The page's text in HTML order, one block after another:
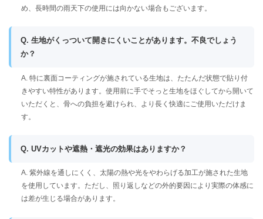
め、長時間の雨天下の使用には向かない場合もございます。
Q. 生地がくっついて開きにくいことがあります。不良でしょう
か？
A. 特に裏面コーティングが施されている生地は、たたんだ状態で貼り付
きやすい特性があります。使用前に手でそっと生地をほぐしてから開いて
いただくと、骨への負担を避けられ、より長く快適にご使用いただけま
す。
Q. UVカットや遮熱・遮光の効果はありますか？
A. 紫外線を通しにくく、太陽の熱や光をやわらげる加工が施された生地
を使用しています。ただし、照り返しなどの外的要因により実際の体感に
は差が生じる場合があります。